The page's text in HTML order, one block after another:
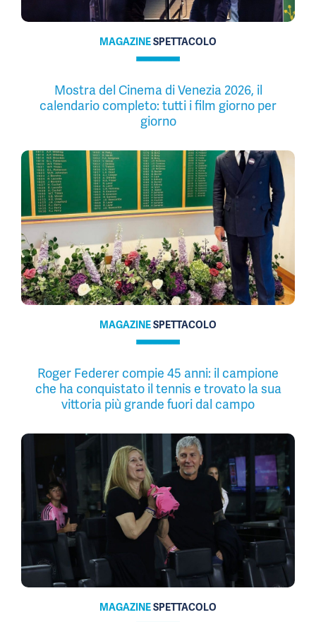
MAGAZINESPETTACOLO
Mostra del Cinema di Venezia 2026, il
calendario completo: tutti i film giorno per
giorno
MAGAZINESPETTACOLO
Roger Federer compie 45 anni: il campione
che ha conquistato il tennis e trovato la sua
vittoria più grande fuori dal campo
MAGAZINESPETTACOLO